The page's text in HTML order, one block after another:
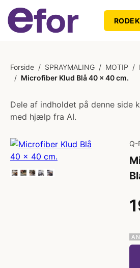
Forside / SPRAYMALING / MOTIP /
/ Microfiber Klud Blå 40 x 40 cm.
Dele af indholdet på denne side
med hjælp fra AI.
Q-